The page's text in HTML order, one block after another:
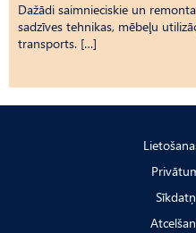
Dažādi saimnieciskie un
sadzīves tehnikas, mēbeļu
transports. […]